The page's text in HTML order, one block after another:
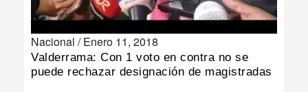
DEPORTES
MUNDO
Nacional /Enero 11, 2018
Valderrama: Con 1 voto en contra no se
puede rechazar designación de magistradas